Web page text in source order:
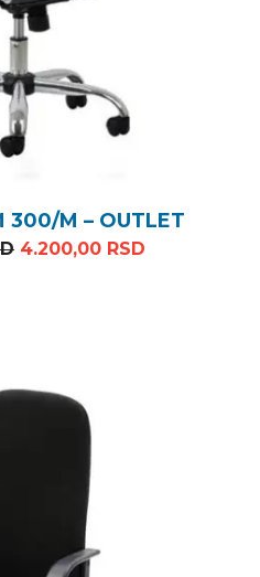
M – OUTLET
Originalna cena je bila:
4.200,00 RSD